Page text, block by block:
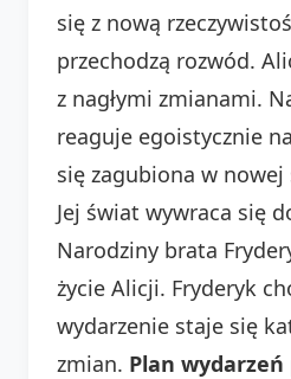
się z nową
przechodzą rozwód.
z nagłymi zmianami.
reaguje egoistycznie
się zagubiona w
Jej świat wywraca się
Narodziny brata
życie Alicji. Fryderyk
wydarzenie staje się
zmian. Plan wydarzeń